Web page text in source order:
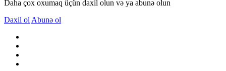
Daha çox oxumaq üçün daxil olun və ya abunə olun
Daxil ol Abunə ol